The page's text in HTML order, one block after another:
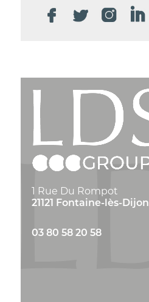
1 Rue Du Rompot
21121 Fontaine-lès-Dijon
03 80 58 20 58